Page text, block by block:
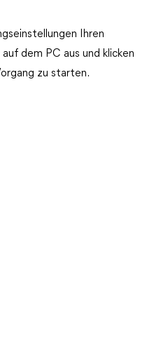
Ihren
dem PC aus und klicken
zu starten.